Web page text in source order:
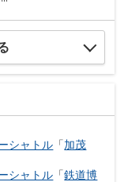
シャトル 「加茂
シャトル 「鉄道博